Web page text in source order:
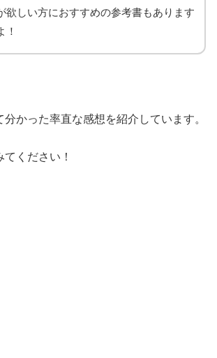
欲しい方におすすめの参考書もあります
！
かった率直な感想を紹介しています。
ください！